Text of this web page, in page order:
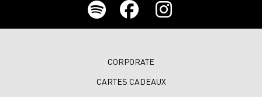
CORPORATE
CARTES CADEAUX